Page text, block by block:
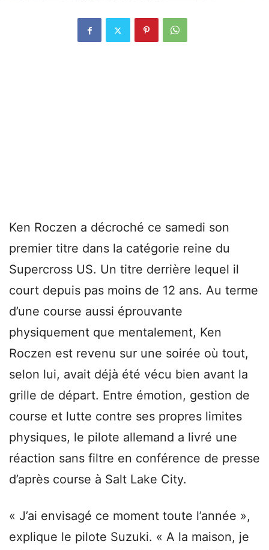
Ken Roczen a décroché ce samedi son
premier titre dans la catégorie reine du
Supercross US. Un titre derrière lequel il
court depuis pas moins de 12 ans. Au terme
d’une course aussi éprouvante
physiquement que mentalement, Ken
Roczen est revenu sur une soirée où tout,
selon lui, avait déjà été vécu bien avant la
grille de départ. Entre émotion, gestion de
course et lutte contre ses propres limites
physiques, le pilote allemand a livré une
réaction sans filtre en conférence de presse
d’après course à Salt Lake City.
« J’ai envisagé ce moment toute l’année »,
explique le pilote Suzuki. « A la maison, je